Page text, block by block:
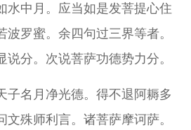
水中月。应当如是发菩提心住
罗蜜。余四句过三界等者。
分。次说菩萨功德势力分。
子名月净光德。得不退阿耨多
文殊师利言。诸菩萨摩诃萨。